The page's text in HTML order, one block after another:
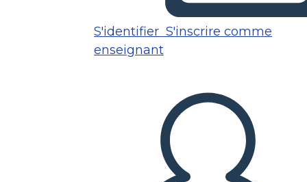
S'identifier S'inscrire comme
enseignant